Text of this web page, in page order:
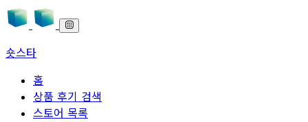
숏스타
홈
상품 후기 검색
스토어 목록